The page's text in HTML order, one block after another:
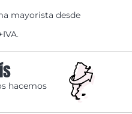
mayorista desde
hacemos